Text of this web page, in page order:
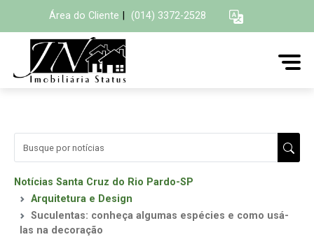
Área do Cliente (014) 3372-2528
Notícias Santa Cruz do Rio Pardo-SP
Arquitetura e Design
Suculentas: conheça algumas espécies e como usá-
las na decoração